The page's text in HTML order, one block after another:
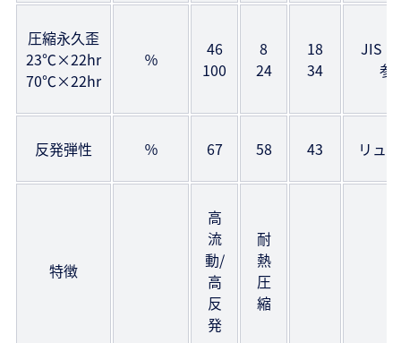
圧縮永久歪
23℃×22hr
70℃×22hr
％
46
100
8
24
18
34
JIS
参
反発弾性 ％ 67 58 43 リュ
特徴
高
流
動/
高
反
発
耐
熱
圧
縮